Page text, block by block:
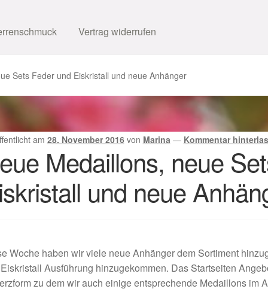
Vertrag widerrufen
zu Ostern 2023 Geschenke zu Ostern 2024
für Weihnachten 2023
für Weihnachten 2025
Schmuck online kaufen 2016
Schmuck online kaufen 2018Im Gedenken an
Kasse Liefer- und Versandkosten
und Festliches zu Halloween
Sets Feder und Eiskristall und neue Anhänger
am 28. November 2016 von Marina — Kommentar
Medaillons, neue
und neue
Woche haben wir viele neue Anhänger dem Sortiment
Ausführung hinzugekommen. Das Startseiten
zu dem wir auch einige entsprechende Medaillons im